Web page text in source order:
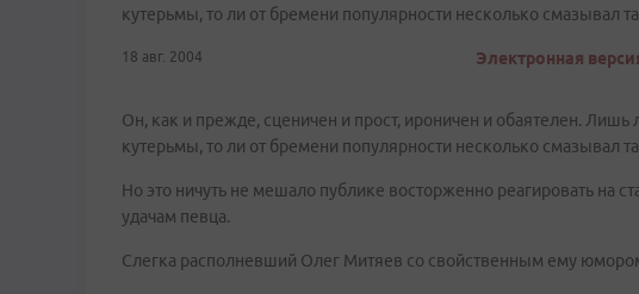
кутерьмы, то ли от бремени популярности несколько смазывал
18 авг. 2004 Электронная
Он, как и прежде, сценичен и прост, ироничен и обаятелен. Лишь
кутерьмы, то ли от бремени популярности несколько смазывал
Но это ничуть не мешало публике восторженно реагировать на
удачам певца.
Слегка располневший Олег Митяев со свойственным ему